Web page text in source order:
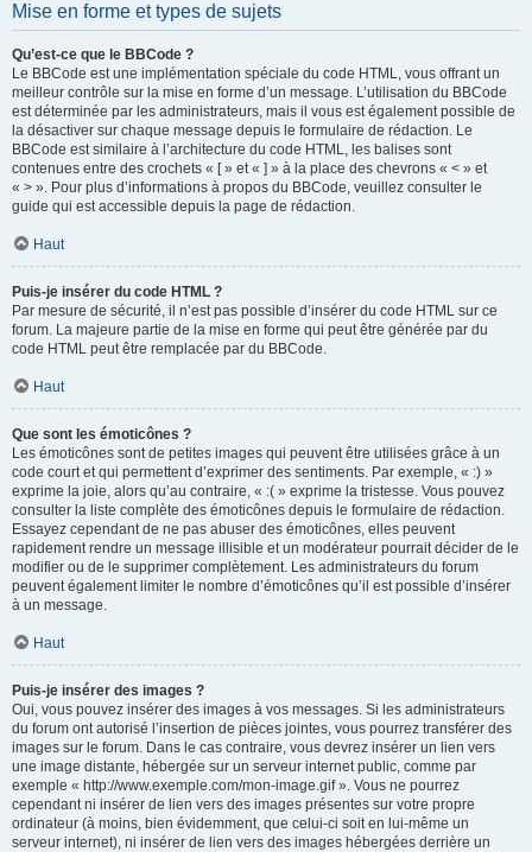
Mise en forme et types de sujets
Qu’est-ce que le BBCode ?
Le BBCode est une implémentation spéciale du code HTML, vous offrant un
meilleur contrôle sur la mise en forme d’un message. L’utilisation du BBCode
est déterminée par les administrateurs, mais il vous est également possible de
la désactiver sur chaque message depuis le formulaire de rédaction. Le
BBCode est similaire à l’architecture du code HTML, les balises sont
contenues entre des crochets « [ » et « ] » à la place des chevrons « < » et
« > ». Pour plus d’informations à propos du BBCode, veuillez consulter le
guide qui est accessible depuis la page de rédaction.
Haut
Puis-je insérer du code HTML ?
Par mesure de sécurité, il n’est pas possible d’insérer du code HTML sur ce
forum. La majeure partie de la mise en forme qui peut être générée par du
code HTML peut être remplacée par du BBCode.
Haut
Que sont les émoticônes ?
Les émoticônes sont de petites images qui peuvent être utilisées grâce à un
code court et qui permettent d’exprimer des sentiments. Par exemple, « :) »
exprime la joie, alors qu’au contraire, « :( » exprime la tristesse. Vous pouvez
consulter la liste complète des émoticônes depuis le formulaire de rédaction.
Essayez cependant de ne pas abuser des émoticônes, elles peuvent
rapidement rendre un message illisible et un modérateur pourrait décider de le
modifier ou de le supprimer complètement. Les administrateurs du forum
peuvent également limiter le nombre d’émoticônes qu’il est possible d’insérer
à un message.
Haut
Puis-je insérer des images ?
Oui, vous pouvez insérer des images à vos messages. Si les administrateurs
du forum ont autorisé l’insertion de pièces jointes, vous pourrez transférer des
images sur le forum. Dans le cas contraire, vous devrez insérer un lien vers
une image distante, hébergée sur un serveur internet public, comme par
exemple « http://www.exemple.com/mon-image.gif ». Vous ne pourrez
cependant ni insérer de lien vers des images présentes sur votre propre
ordinateur (à moins, bien évidemment, que celui-ci soit en lui-même un
serveur internet), ni insérer de lien vers des images hébergées derrière un